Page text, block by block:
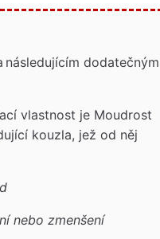
dodatečným
vlastnost je Moudrost
kouzla, jež od něj
nebo zmenšení